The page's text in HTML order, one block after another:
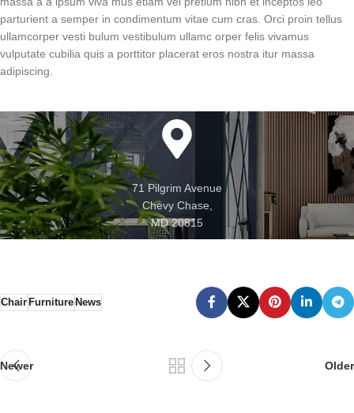
parturient a semper in condimentum vitae cum cras. Orci proin tellus
ullamcorper vesti bulum vestibulum ullamc orper felis vivamus
vulputate cubilia quis a porttitor placerat eros nostra itur massa
adipiscing.
71 Pilgrim Avenue
Chevy Chase,
MD 20815
ChairFurnitureNews
Newer Older